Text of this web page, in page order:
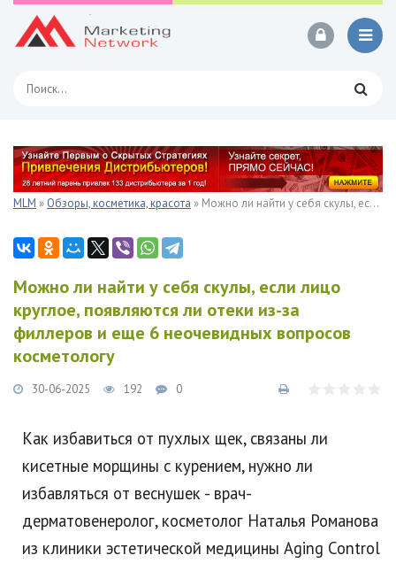
MLM » Обзоры, косметика, красота » Можно ли найти у себя скулы, если лицо круглое, появляются ли отеки из-за филлеров и еще 6 неочевидных вопросов косметологу
Можно ли найти у себя скулы, если лицо
круглое, появляются ли отеки из-за
филлеров и еще 6 неочевидных вопросов
косметологу
30-06-2025 192 0
Как избавиться от пухлых щек, связаны ли
кисетные морщины с курением, нужно ли
избавляться от веснушек - врач-
дерматовенеролог, косметолог Наталья Романова
из клиники эстетической медицины Aging Control